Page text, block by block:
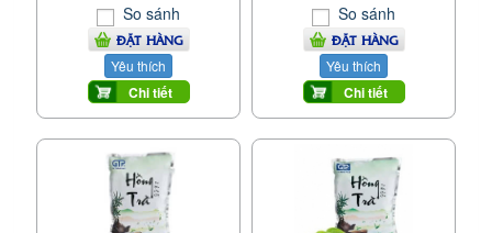
So sánh
ĐẶT HÀNG
Yêu thích
Chi tiết
So sánh
ĐẶT HÀNG
Yêu thích
Chi tiết